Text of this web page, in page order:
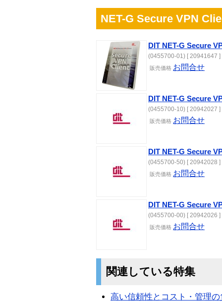
NET-G Secure VPN
DIT NET-G Secure
(0455700-01) [ 20941647 ]
販売価格 お問合せ
DIT NET-G Secure
(0455700-10) [ 20942027 ]
販売価格 お問合せ
DIT NET-G Secure
(0455700-50) [ 20942028 ]
販売価格 お問合せ
DIT NET-G Secure
(0455700-00) [ 20942026 ]
販売価格 お問合せ
関連している特集
高い信頼性とコスト・管理